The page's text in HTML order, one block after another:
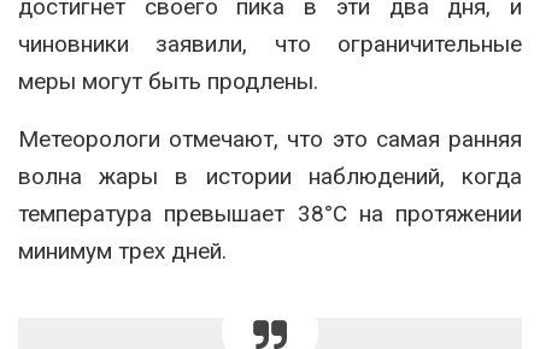
достигнет своего пика в эти два дня, и
чиновники заявили, что ограничительные
меры могут быть продлены.
Метеорологи отмечают, что это самая ранняя
волна жары в истории наблюдений, когда
температура превышает 38°C на протяжении
минимум трех дней.